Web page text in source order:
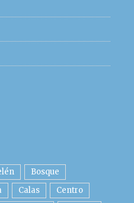
Bosque
Calas
Centro